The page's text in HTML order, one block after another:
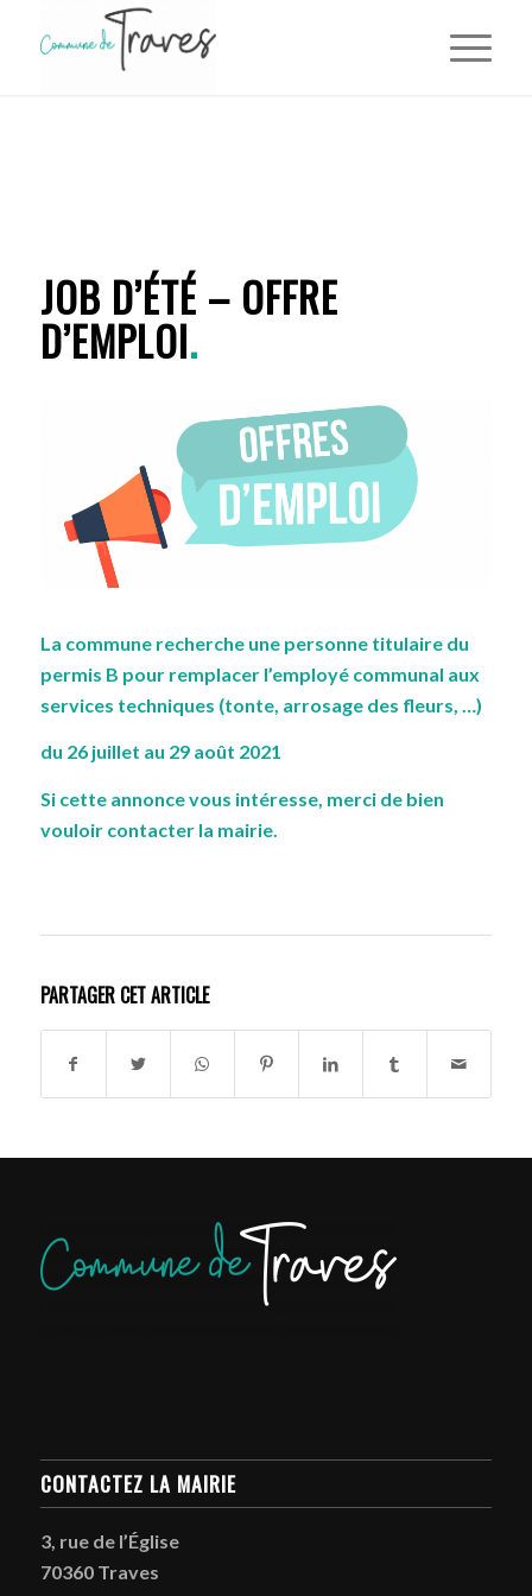
JOB D’ÉTÉ – OFFRE
D’EMPLOI.
La commune recherche une personne titulaire du
permis B pour remplacer l’employé communal aux
services techniques (tonte, arrosage des fleurs, …)
du 26 juillet au 29 août 2021
Si cette annonce vous intéresse, merci de bien
vouloir contacter la mairie.
PARTAGER CET ARTICLE
CONTACTEZ LA MAIRIE
3, rue de l’Église
70360 Traves